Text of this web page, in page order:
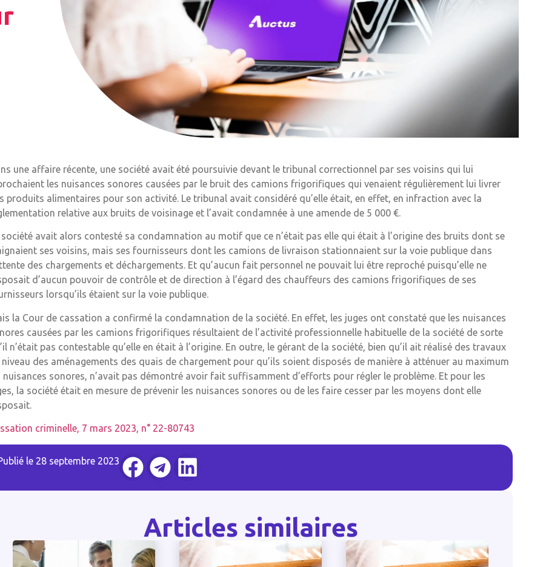
une affaire récente, une société avait été poursuivie devant le tribunal correctionnel par ses voisins qui lui
les nuisances sonores causées par le bruit des camions frigorifiques qui venaient régulièrement lui livrer
produits alimentaires pour son activité. Le tribunal avait considéré qu’elle était, en effet, en infraction avec la
relative aux bruits de voisinage et l’avait condamnée à une amende de 5 000 €.
société avait alors contesté sa condamnation au motif que ce n’était pas elle qui était à l’origine des bruits dont se
ses voisins, mais ses fournisseurs dont les camions de livraison stationnaient sur la voie publique dans
des chargements et déchargements. Et qu’aucun fait personnel ne pouvait lui être reproché puisqu’elle ne
d’aucun pouvoir de contrôle et de direction à l’égard des chauffeurs des camions frigorifiques de ses
lorsqu’ils étaient sur la voie publique.
la Cour de cassation a confirmé la condamnation de la société. En effet, les juges ont constaté que les nuisances
causées par les camions frigorifiques résultaient de l’activité professionnelle habituelle de la société de sorte
n’était pas contestable qu’elle en était à l’origine. En outre, le gérant de la société, bien qu’il ait réalisé des travaux
niveau des aménagements des quais de chargement pour qu’ils soient disposés de manière à atténuer au maximum
nuisances sonores, n’avait pas démontré avoir fait suffisamment d’efforts pour régler le problème. Et pour les
la société était en mesure de prévenir les nuisances sonores ou de les faire cesser par les moyens dont elle
criminelle, 7 mars 2023, n° 22-80743
le 28 septembre 2023
Articles similaires